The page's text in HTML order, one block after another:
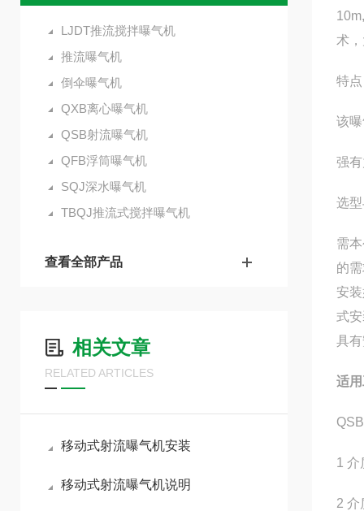
LJDT推流搅拌曝气机
推流曝气机
倒伞曝气机
QXB离心曝气机
QSB射流曝气机
QFB浮筒曝气机
SQJ深水曝气机
TBQJ推流式搅拌曝气机
查看全部产品
相关文章
RELATED ARTICLES
移动式射流曝气机安装
移动式射流曝气机说明
术
特
该
强
选
需
的
安
式
具
适
1 介
2 介